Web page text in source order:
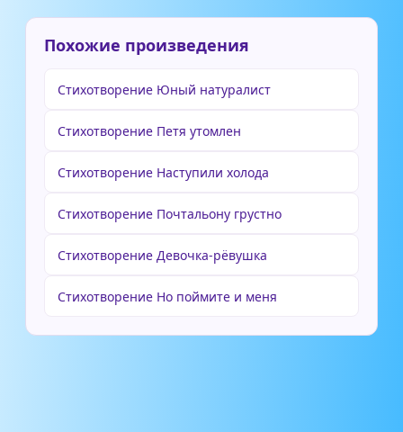
Похожие произведения
Стихотворение Юный натуралист
Стихотворение Петя утомлен
Стихотворение Наступили холода
Стихотворение Почтальону грустно
Стихотворение Девочка-рёвушка
Стихотворение Но поймите и меня